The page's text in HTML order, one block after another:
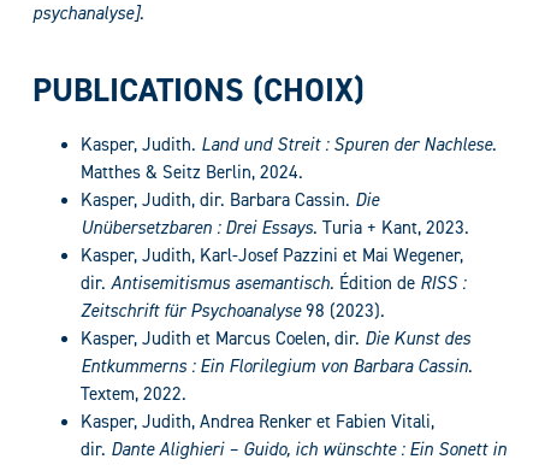
psychanalyse].
PUBLICATIONS (CHOIX)
Kasper, Judith. Land und Streit : Spuren der Nachlese.
Matthes & Seitz Berlin, 2024.
Kasper, Judith, dir. Barbara Cassin. Die
Unübersetzbaren : Drei Essays. Turia + Kant, 2023.
Kasper, Judith, Karl-Josef Pazzini et Mai Wegener,
dir. Antisemitismus asemantisch. Édition de RISS :
Zeitschrift für Psychoanalyse98 (2023).
Kasper, Judith et Marcus Coelen, dir. Die Kunst des
Entkummerns : Ein Florilegium von Barbara Cassin.
Textem, 2022.
Kasper, Judith, Andrea Renker et Fabien Vitali,
dir. Dante Alighieri – Guido, ich wünschte : Ein Sonett in